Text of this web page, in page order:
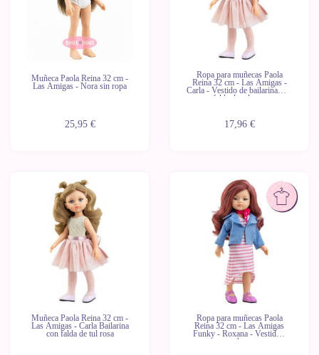
Muñeca Paola Reina 32 cm -
Las Amigas - Nora sin ropa
25,95 €
Ropa para muñecas Paola
Reina 32 cm - Las Amigas -
Carla - Vestido de bailarina con
falda de tul rosa
17,96 €
Muñeca Paola Reina 32 cm -
Las Amigas - Carla Bailarina
con falda de tul rosa
Ropa para muñecas Paola
Reina 32 cm - Las Amigas
Funky - Roxana - Vestido a
rayas rosas y chaqueta vaquera